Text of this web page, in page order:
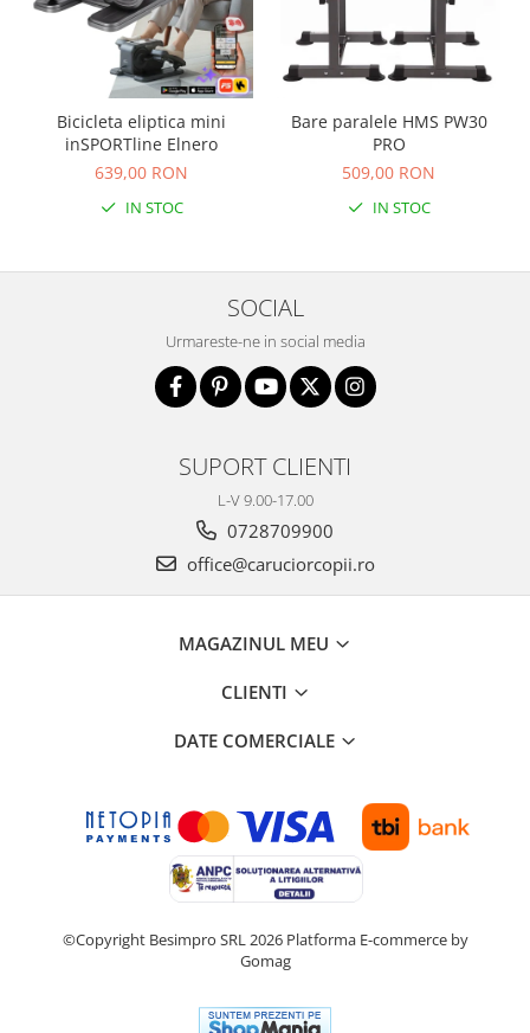
Bicicleta eliptica mini
inSPORTline Elnero
639,00 RON
IN STOC
Bare paralele HMS PW30
PRO
509,00 RON
IN STOC
SOCIAL
Urmareste-ne in social media
SUPORT CLIENTI
L-V 9.00-17.00
0728709900
office@caruciorcopii.ro
MAGAZINUL MEU
CLIENTI
DATE COMERCIALE
©Copyright Besimpro SRL 2026 Platforma E-commerce by
Gomag